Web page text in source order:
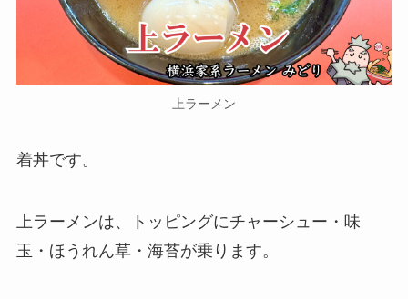
上ラーメン
着丼です。
上ラーメンは、トッピングにチャーシュー・味
玉・ほうれん草・海苔が乗ります。